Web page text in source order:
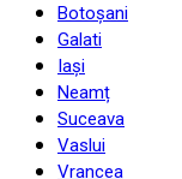
Botoșani
Galati
Iași
Neamț
Suceava
Vaslui
Vrancea